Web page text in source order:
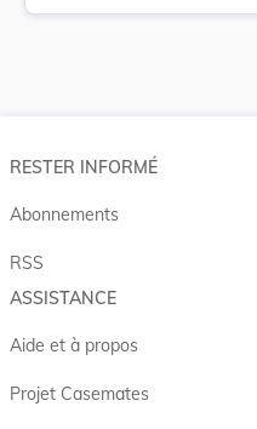
RESTER INFORMÉ
Abonnements
RSS
ASSISTANCE
Aide et à propos
Projet Casemates